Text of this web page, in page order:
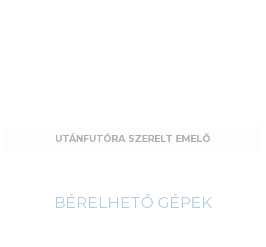
UTÁNFUTÓRA SZERELT EMELŐ
BÉRELHETŐ GÉPEK